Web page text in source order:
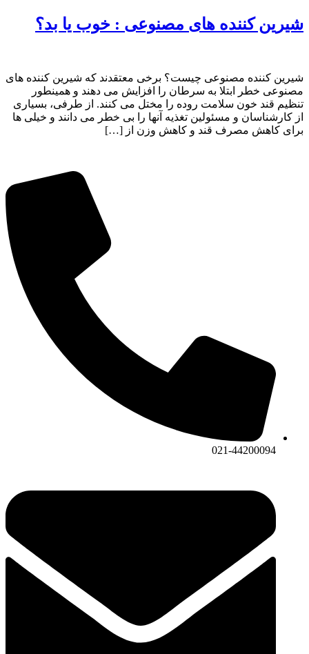
شیرین کننده های مصنوعی : خوب یا بد؟
شیرین کننده مصنوعی چیست؟ برخی معتقدند که شیرین کننده های
مصنوعی خطر ابتلا به سرطان را افزایش می دهند و همینطور
تنظیم قند خون سلامت روده را مختل می کنند. از طرفی، بسیاری
از کارشناسان و مسئولین تغذیه آنها را بی خطر می دانند و خیلی ها
برای کاهش مصرف قند و کاهش وزن از […]
021-44200094